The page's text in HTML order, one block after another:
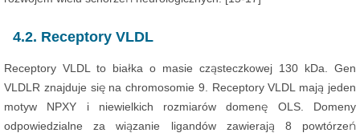
4.2. Receptory VLDL
Receptory VLDL to białka o masie cząsteczkowej 130 kDa. Gen
VLDLR znajduje się na chromosomie 9. Receptory VLDL mają jeden
motyw NPXY i niewielkich rozmiarów domenę OLS. Domeny
odpowiedzialne za wiązanie ligandów zawierają 8 powtórzeń